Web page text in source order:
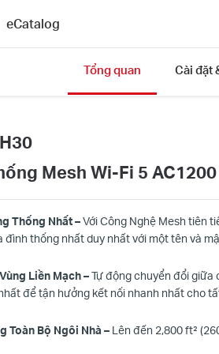
eCatalog
Tổng quan Cài đặt
Mesh Wi‑Fi 5
Thống Nhất –Với Công Nghệ Mesh tiên
đình thống nhất duy nhất với một tên và
Liền Mạch –Tự động chuyển đổi giữa
để tận hưởng kết nối nhanh nhất cho
Toàn Bộ Ngôi Nhà –Lên đến 2,800 ft² (26